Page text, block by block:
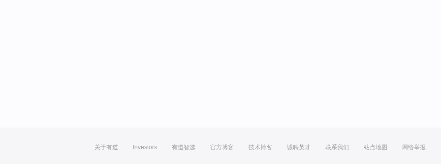
关于有道 Investors 有道智选 官方博客 技术博客 诚聘英才 联系我们 站点地图 网络举报